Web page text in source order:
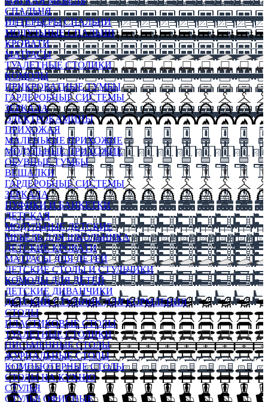
СПАЛЬНЯ
ИНТЕРЬЕРЫ СПАЛЬНИ
МОДУЛЬНЫЕ СПАЛЬНИ
КРОВАТИ
МАТРАСЫ
ТУАЛЕТНЫЕ СТОЛИКИ
КОМОДЫ
ПРИКРОВАТНЫЕ ТУМБЫ
ГАРДЕРОБНЫЕ СИСТЕМЫ
ЗЕРКАЛА
ЭЛЕКТРОКАМИНЫ
ПРИХОЖАЯ
МАЛЕНЬКИЕ ПРИХОЖИЕ
МОДУЛЬНЫЕ ПРИХОЖИЕ
ОБУВНЫЕ ТУМБЫ
ВЕШАЛКИ
ГАРДЕРОБНЫЕ СИСТЕМЫ
ЗЕРКАЛА
ПУФИКИ И БАНКЕТКИ
ДЕТСКАЯ
МОДУЛЬНЫЕ ДЕТСКИЕ
МЕБЕЛЬ ДЛЯ ШКОЛЬНИКА
ДЕТСКИЕ КРОВАТИ
МАТРАСЫ ДЛЯ ДЕТЕЙ
ДЕТСКИЕ СТОЛЫ И СТУЛЬЧИКИ
КОМОДЫ ДЛЯ ДЕТЕЙ
ДЕТСКИЕ ДИВАНЧИКИ
ДЕТСКИЙ СТУЛЬЧИК ДЛЯ КОРМЛЕНИЯ
СТОЛЫ
ПЛАСТИКОВЫЕ СТОЛЫ
ТУАЛЕТНЫЕ СТОЛИКИ
ПИСЬМЕННЫЕ СТОЛЫ
ЖУРНАЛЬНЫЕ СТОЛЫ
КОМПЬЮТЕРНЫЕ СТОЛЫ
СТОЛЫ НА КУХНЮ
СТУЛЬЯ
СТУЛЬЯ ОФИСНЫЕ